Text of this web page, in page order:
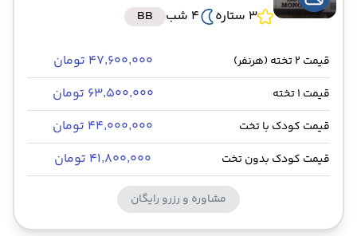
3 ستاره
4 شب BB
قیمت 2 تخته (هرنفر) ۴۷٬۶۰۰٬۰۰۰ تومان
قیمت 1 تخته ۶۳٬۵۰۰٬۰۰۰ تومان
قیمت کودک با تخت ۴۴٬۰۰۰٬۰۰۰ تومان
قیمت کودک بدون تخت ۴۱٬۸۰۰٬۰۰۰ تومان
مشاوره و رزرو رایگان